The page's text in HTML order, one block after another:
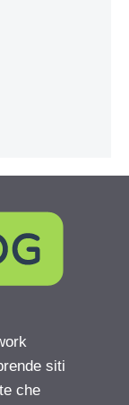
siti
che